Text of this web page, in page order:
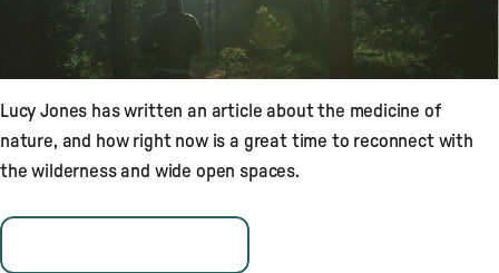
Lucy Jones has written an article about the medicine of
nature, and how right now is a great time to reconnect with
the wilderness and wide open spaces.